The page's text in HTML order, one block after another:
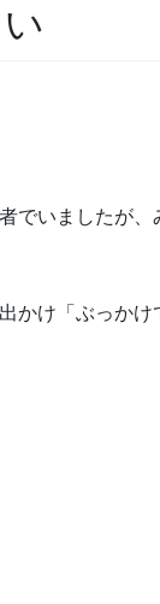
でいましたが
かけ「ぶっかけ